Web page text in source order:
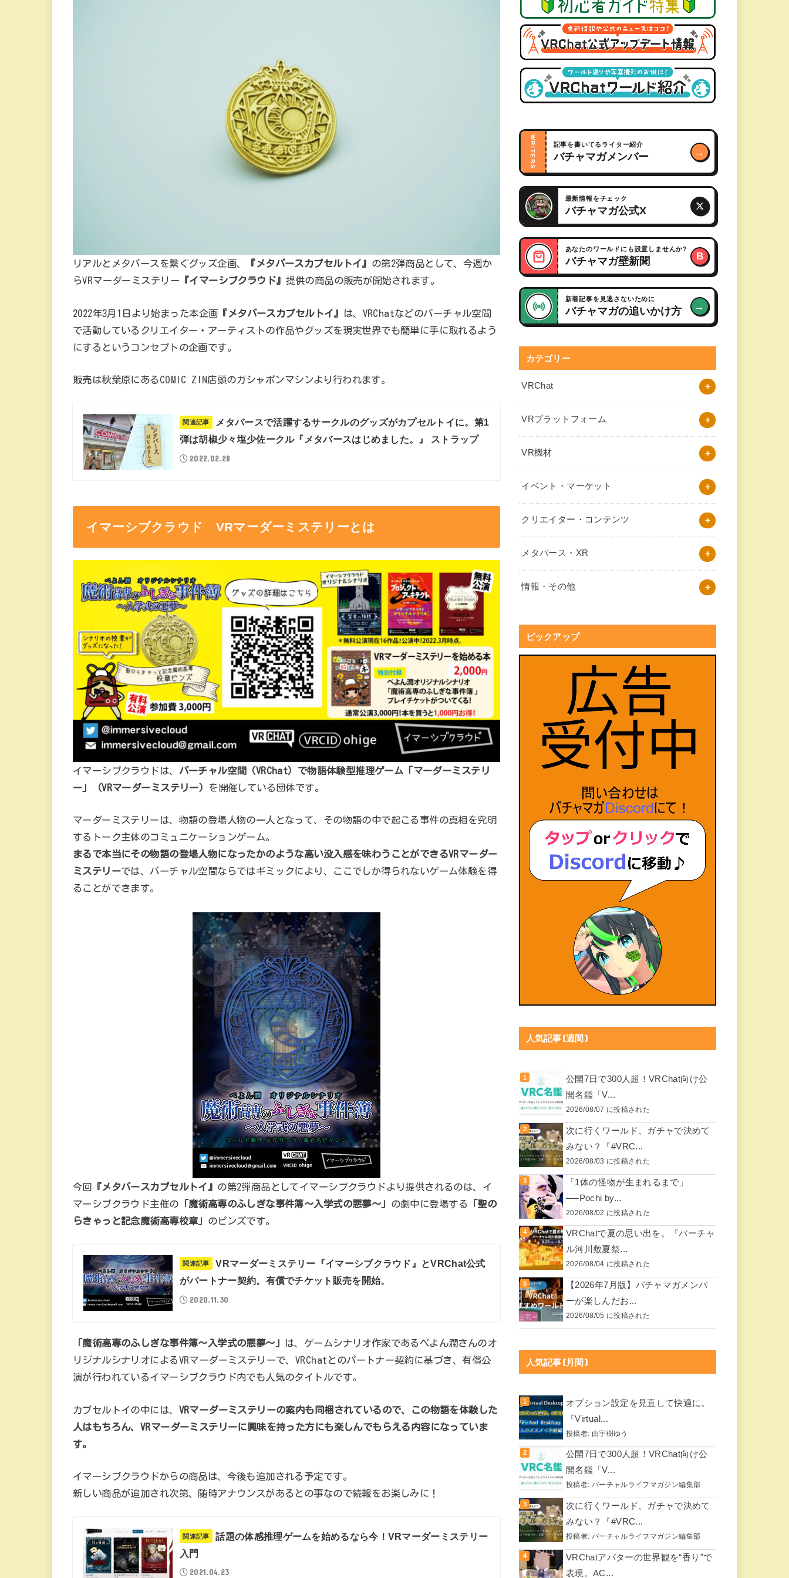
リアルとメタバースを繋ぐグッズ企画、 『メタバースカプセルトイ』 の第2弾商品として、今週か
らVRマーダーミステリー 『イマーシブクラウド』 提供の商品の販売が開始されます。
2022年3月1日より始まった本企画 『メタバースカプセルトイ』
は、VRChatなどのバーチャル空間
で活動しているクリエイター・アーティストの作品やグッズを現実世界でも簡単に手に取れるよう
にするというコンセプトの企画です。
販売は秋葉原にあるCOMIC ZIN店頭のガシャポンマシンより行われます。
関連記事
メタバースで活躍するサークルのグッズがカプセルトイに。第1
弾は胡椒少々塩少佐ークル『メタバースはじめました。』 ストラップ
2022.02.28
イマーシブクラウド VRマーダーミステリーとは
イマーシブクラウドは、 バーチャル空間（VRChat）で物語体験型推理ゲーム「マーダーミステリ
ー」（VRマーダーミステリー）
を開催している団体です。
マーダーミステリーは、物語の登場人物の一人となって、その物語の中で起こる事件の真相を究明
するトーク主体のコミュニケーションゲーム。
まるで本当にその物語の登場人物になったかのような高い没入感を味わうことができるVRマーダー
ミステリーでは、バーチャル空間ならではギミックにより、ここでしか得られないゲーム体験を得
ることができます。
今回 『メタバースカプセルトイ』 の第2弾商品としてイマーシブクラウドより提供されるのは、イ
マーシブクラウド主催の 「魔術高専のふしぎな事件簿～入学式の悪夢～」 の劇中に登場する
「聖の
らきゃっと記念魔術高専校章」 のピンズです。
関連記事
VRマーダーミステリー『イマーシブクラウド』とVRChat公式
がパートナー契約。有償でチケット販売を開始。
2020.11.30
「魔術高専のふしぎな事件簿～入学式の悪夢～」
は、ゲームシナリオ作家であるぺよん潤さんのオ
リジナルシナリオによるVRマーダーミステリーで、VRChatとのパートナー契約に基づき、有償公
演が行われているイマーシブクラウド内でも人気のタイトルです。
カプセルトイの中には、 VRマーダーミステリーの案内も同梱されているので、この物語を体験した
人はもちろん、VRマーダーミステリーに興味を持った方にも楽しんでもらえる内容になっていま
す。
イマーシブクラウドからの商品は、今後も追加される予定です。
新しい商品が追加され次第、随時アナウンスがあるとの事なので続報をお楽しみに！
関連記事
話題の体感推理ゲームを始めるなら今！VRマーダーミステリー
入門
2021.04.23
WRITERS 記事を書いてるライター紹介
バチャマガメンバー →
最新情報をチェック
バチャマガ公式X
あなたのワールドにも設置しませんか?
バチャマガ壁新聞 B
新着記事を見逃さないために
バチャマガの追いかけ方 →
カテゴリー
VRChat
VRプラットフォーム
VR機材
イベント・マーケット
クリエイター・コンテンツ
メタバース・XR
情報・その他
ピックアップ
人気記事(週間)
公開7日で300人超！VRChat向け公
開名鑑「V...
2026/08/07 に投稿された
次に行くワールド、ガチャで決めて
みない？『#VRC...
2026/08/03 に投稿された
「1体の怪物が生まれるまで」
──Pochi by...
2026/08/02 に投稿された
VRChatで夏の思い出を。『バーチャ
ル河川敷夏祭...
2026/08/04 に投稿された
【2026年7月版】バチャマガメンバ
ーが楽しんだお...
2026/08/05 に投稿された
人気記事(月間)
オプション設定を見直して快適に。
『Virtual...
投稿者: 由宇樹ゆう
公開7日で300人超！VRChat向け公
開名鑑「V...
投稿者: バーチャルライフマガジン編集部
次に行くワールド、ガチャで決めて
みない？『#VRC...
投稿者: バーチャルライフマガジン編集部
VRChatアバターの世界観を“香り”で
表現。AC...